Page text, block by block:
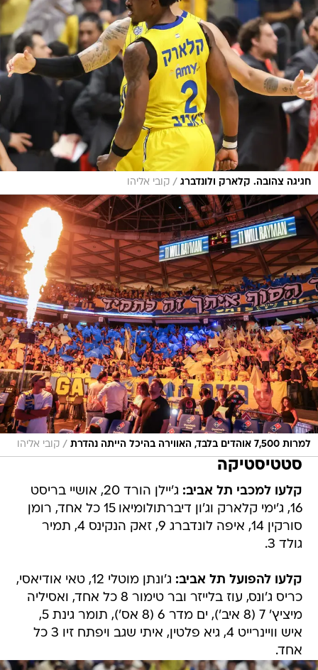
חגיגה צהובה. קלארק ולונדברג / קובי אליהו
למרות 7,500 אוהדים בלבד, האווירה בהיכל הייתה נהדרת / קובי אליהו
סטטיסטיקה
קלעו למכבי תל אביב:
ג'יילן הורד 20, אושיי בריסט
16, ג'ימי קלארק וג'ון דיברתולומיאו 15 כל אחד, רומן
סורקין 14, איפה לונדברג 9, זאק הנקינס 4, תמיר
גולד 3.
קלעו להפועל תל אביב:
ג'ונתן מוטלי 12, טאי אודיאסי,
כריס ג'ונס, עוז בלייזר ובר טימור 8 כל אחד, ואסיליה
מיציץ' 7 (8 איב'), ים מדר 6 (8 אס'), תומר גינת 5,
איש וויינרייט 4, גיא פלטין, איתי שגב ויפתח זיו 3 כל
אחד.